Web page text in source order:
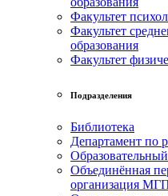
Факультет
Факультет
образования
Факультет
Подразделения
Библиотека
Департамент по
Объединённая
организация